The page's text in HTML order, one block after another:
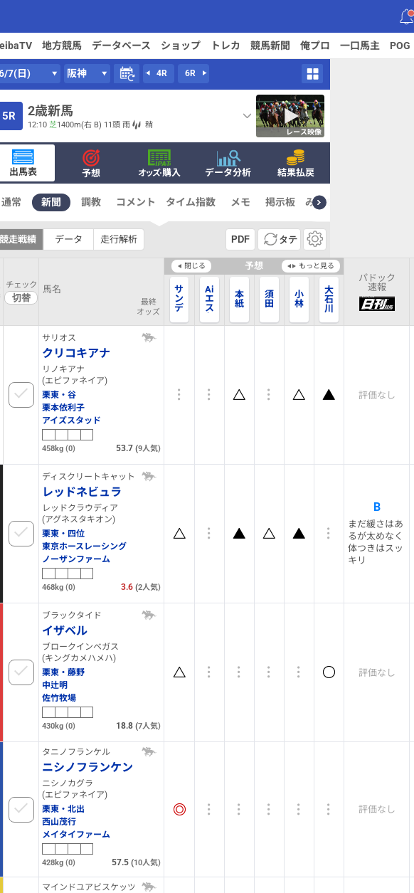
地方競馬 データベース ショップ トレカ 競馬新聞 俺プロ 一口馬主 POG
7(日) 阪神 4R 6R
5R 2歳新馬
12:10 芝1400m(右 B) 11頭 雨 稍
レース映像
出馬表 予想 オッズ·購入 データ分析 結果払戻
通常 新聞 調教 コメント タイム指数 メモ 掲示板 みんなのラベル
競走戦績 データ 走行解析 PDF タテ
チェック 馬名
最終
オッズ
閉じる 予想 もっと見る
サ
ン
デ
Ai
エ
ス
本
紙
須
田
小
林
大
石
川
パドック
速報
サリオス
クリコキアナ
リノキアナ
(エピファネイア)
栗東・谷
栗本依利子
アイズスタッド
458kg (0) 53.7 (9人気)
評価なし
ディスクリートキャット
レッドネビュラ
レッドクラウディア
(アグネスタキオン)
栗東・四位
東京ホースレーシング
ノーザンファーム
468kg (0) 3.6 (2人気)
B
まだ緩さはあ
るが太めなく
体つきはスッ
キリ
ブラックタイド
イザベル
ブロークインベガス
(キングカメハメハ)
栗東・藤野
中辻明
佐竹牧場
430kg (0) 18.8 (7人気)
評価なし
タニノフランケル
ニシノフランケン
ニシノカグラ
(エピファネイア)
栗東・北出
西山茂行
メイタイファーム
428kg (0) 57.5 (10人気)
評価なし
マインドユアビスケッツ